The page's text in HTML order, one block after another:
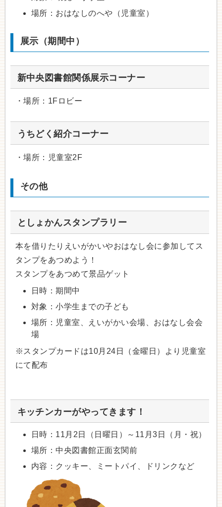
場所：おはなしのへや（児童室）
展示（期間中）
新中央図書館関係展示コーナー
・場所：1Fロビー
うちどく紹介コーナー
・場所：児童室2F
その他
としょかんスタンプラリー
本を借りたりえいがかいやおはなし会に参加してス
タンプをあつめよう！
スタンプをあつめて景品ゲット
日時：期間中
対象：小学生までの子ども
場所：児童室、えいがかい会場、おはなし会会
場
※スタンプカードは10月24日（金曜日）より児童室
にて配布
キッチンカーがやってきます！
日時：11月2日（日曜日）～11月3日（月・祝）
場所：中央図書館正面玄関前
内容：クッキー、ミートパイ、ドリンクなど